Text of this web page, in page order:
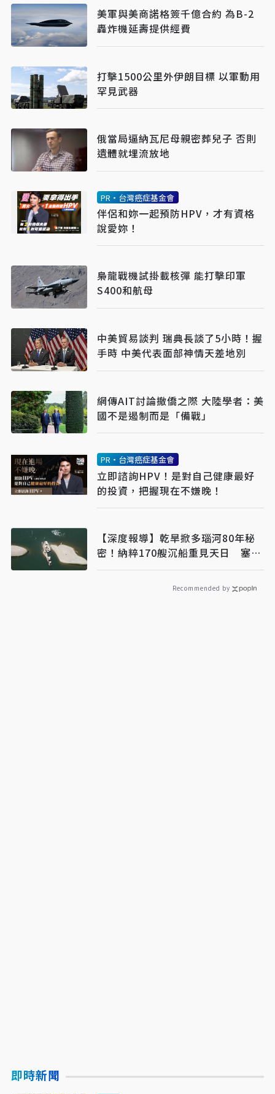
美軍與美商諾格簽千億合約 為B-2
轟炸機延壽提供經費
打擊1500公里外伊朗目標 以軍動用
罕見武器
俄當局逼納瓦尼母親密葬兒子 否則
遺體就埋流放地
PR・台灣癌症基金會
伴侶和妳一起預防HPV，才有資格
說愛妳！
梟龍戰機試掛載核彈 能打擊印軍
S400和航母
中美貿易談判 瑞典長談了5小時！握
手時 中美代表面部神情天差地別
網傳AIT討論撤僑之際 大陸學者：美
國不是遏制而是「備戰」
PR・台灣癌症基金會
立即諮詢HPV！是對自己健康最好
的投資，把握現在不嫌晚！
【深度報導】乾旱掀多瑙河80年秘
密！納粹170艘沉船重見天日 塞爾
維亞砸數億清障救航運命脈
Recommended by
即時新聞